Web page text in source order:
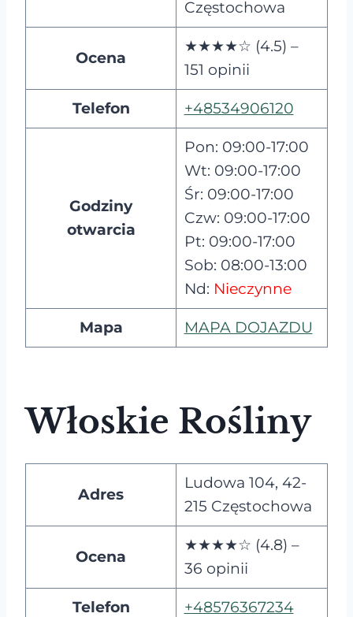
Częstochowa
Ocena
★★★★☆ (4.5) –
151 opinii
Telefon +48534906120
Godziny
otwarcia
Pon: 09:00-17:00
Wt: 09:00-17:00
Śr: 09:00-17:00
Czw: 09:00-17:00
Pt: 09:00-17:00
Sob: 08:00-13:00
Nd: Nieczynne
Mapa MAPA DOJAZDU
Włoskie Rośliny
Adres
Ludowa 104, 42-
215 Częstochowa
Ocena
★★★★☆ (4.8) –
36 opinii
Telefon +48576367234